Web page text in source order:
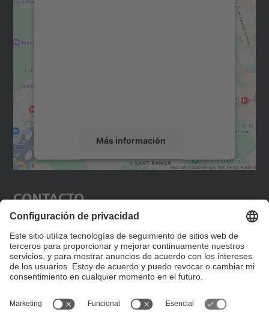
Más información
Aceptar
powered by
Contacto
Editad en la página "Contacto personalizado", que
encontraréis en la raíz de español, vuestros datos
personalizados de contacto.
Formulario de contacto